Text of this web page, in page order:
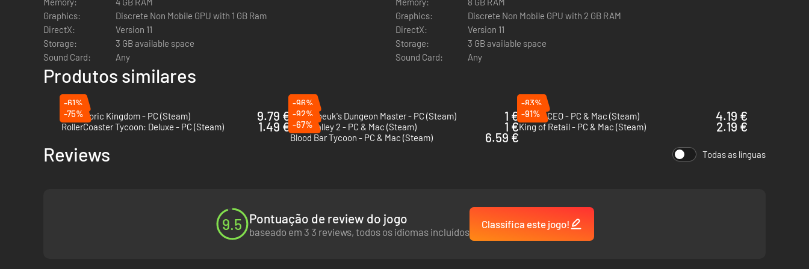
Design de sucesso – cada dinossauro requer uma biosfera única, o que significa que a forma de exibição, materiais usados, ecologia, plantas, elevação e humidade desempenham um papel
Graphics:
Discrete Non Mobile GPU with 1 GB Ram
DirectX:
Version 11
Storage:
3 GB available space
Sound Card:
Any
Graphics:
Discrete Non Mobile GPU with 2 GB RAM
DirectX:
Version 11
Storage:
3 GB available space
Sound Card:
Any
Produtos similares
-61%
Prehistoric Kingdom - PC (Steam)
9.79 €
-96%
Naheulbeuk's Dungeon Master - PC (Steam)
1 €
-83%
Airport CEO - PC & Mac (Steam)
4.19 €
-75%
RollerCoaster Tycoon: Deluxe - PC (Steam)
1.49 €
-92%
Train Valley 2 - PC & Mac (Steam)
1 €
-91%
King of Retail - PC & Mac (Steam)
2.19 €
-67%
Blood Bar Tycoon - PC & Mac (Steam)
6.59 €
Reviews Todas as línguas
9.5 Pontuação de review do jogo
baseado em 3 3 reviews, todos os idiomas incluídos
Classifica este jogo!